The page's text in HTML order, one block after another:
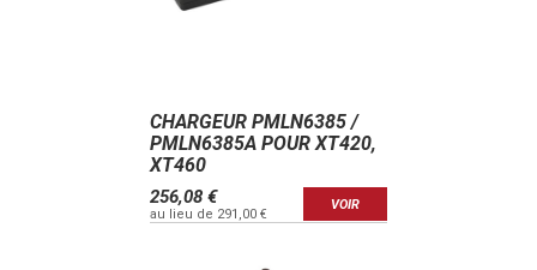
CHARGEUR PMLN6385 /
PMLN6385A POUR XT420,
XT460
256,08 €
au lieu de 291,00 €
VOIR